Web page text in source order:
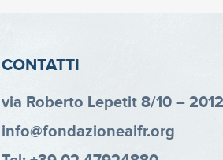
CONTATTI
via Roberto Lepetit 8/10 –
info@fondazioneaifr.org